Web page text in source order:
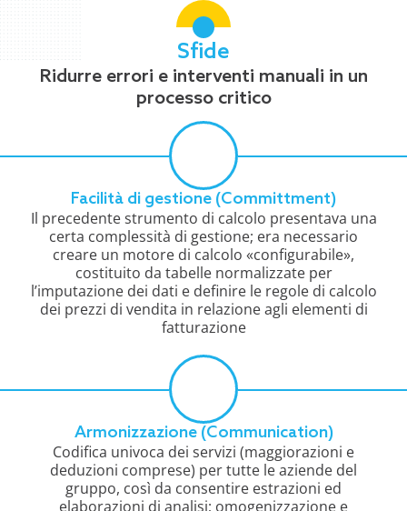
Sfide
Ridurre errori e interventi manuali in un
processo critico
Facilità di gestione (Committment)
Il precedente strumento di calcolo presentava una
certa complessità di gestione; era necessario
creare un motore di calcolo «configurabile»,
costituito da tabelle normalizzate per
l’imputazione dei dati e definire le regole di calcolo
dei prezzi di vendita in relazione agli elementi di
fatturazione
Armonizzazione (Communication)
Codifica univoca dei servizi (maggiorazioni e
deduzioni comprese) per tutte le aziende del
gruppo, così da consentire estrazioni ed
elaborazioni di analisi; omogenizzazione e